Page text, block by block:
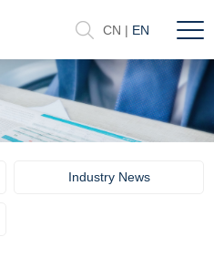
CN | EN
Industry News